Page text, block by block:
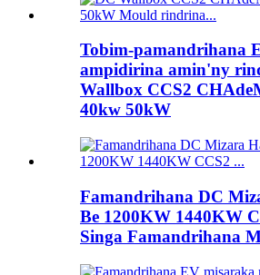
Tobim-pamandrihana
ampidirina amin'ny
Wallbox CCS2
40kw 50kW
Famandrihana DC
Be 1200KW 1440KW
Singa Famandrihana